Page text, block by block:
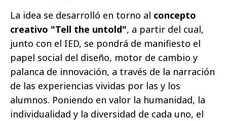
La idea se desarrolló en torno al concepto
creativo "Tell the untold", a partir del cual,
junto con el IED, se pondrá de manifiesto el
papel social del diseño, motor de cambio y
palanca de innovación, a través de la narración
de las experiencias vividas por las y los
alumnos. Poniendo en valor la humanidad, la
individualidad y la diversidad de cada uno, el